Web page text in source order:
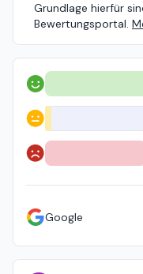
Grundlage hierfür
Bewertungsportal.
Positiv
Neutral
Negativ
Google